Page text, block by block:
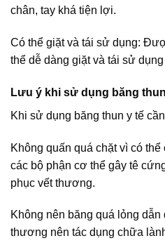
chân, tay khá tiện lợi.
Có thể giặt và tái sử dụng:
thể dễ dàng giặt và tái sử
Lưu ý khi sử dụng băng
Khi sử dụng băng thun y tế
Không quấn quá chặt vì có
các bộ phận cơ thể gây tê
phục vết thương.
Không nên băng quá lỏng
thương nên tác dụng chữa